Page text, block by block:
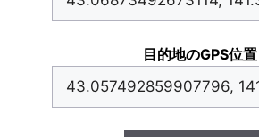
目的地のGPS位置